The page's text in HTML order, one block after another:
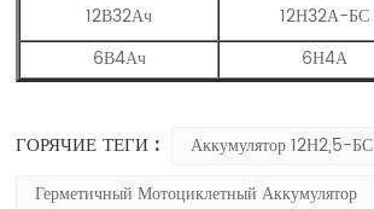
12В32Ач
12Н32А-БС
6В4Ач
6Н4А
ГОРЯЧИЕ ТЕГИ :
Аккумулятор 12Н2,5-БС
Герметичный Мотоциклетный Аккумулятор